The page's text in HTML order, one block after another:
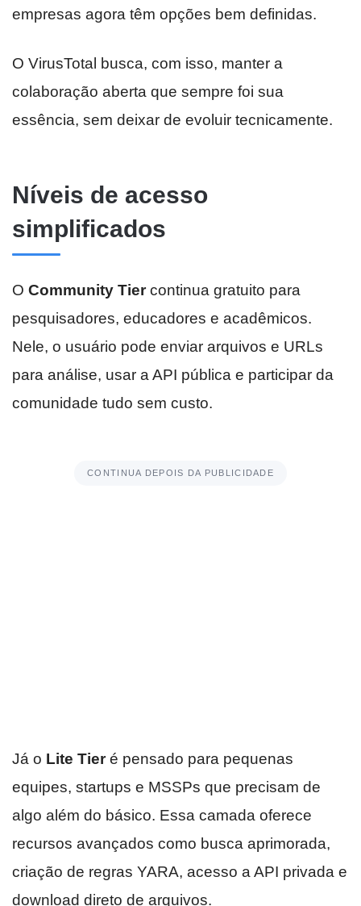
empresas agora têm opções bem definidas.
O VirusTotal busca, com isso, manter a
colaboração aberta que sempre foi sua
essência, sem deixar de evoluir tecnicamente.
Níveis de acesso
simplificados
O Community Tiercontinua gratuito para
pesquisadores, educadores e acadêmicos.
Nele, o usuário pode enviar arquivos e URLs
para análise, usar a API pública e participar da
comunidade tudo sem custo.
CONTINUA DEPOIS DA PUBLICIDADE
Já o Lite Tieré pensado para pequenas
equipes, startups e MSSPs que precisam de
algo além do básico. Essa camada oferece
recursos avançados como busca aprimorada,
criação de regras YARA, acesso a API privada e
download direto de arquivos.